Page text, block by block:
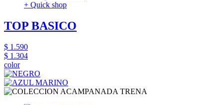
+ Quick shop
TOP BASICO
$ 1.590
$ 1.304
color